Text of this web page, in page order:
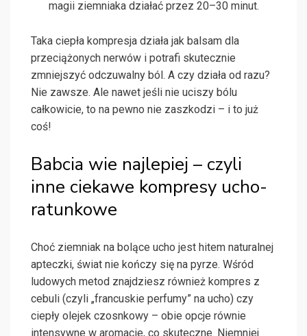
magii ziemniaka działać przez 20–30 minut.
Taka ciepła kompresja działa jak balsam dla
przeciążonych nerwów i potrafi skutecznie
zmniejszyć odczuwalny ból. A czy działa od razu?
Nie zawsze. Ale nawet jeśli nie uciszy bólu
całkowicie, to na pewno nie zaszkodzi – i to już
coś!
Babcia wie najlepiej – czyli
inne ciekawe kompresy ucho-
ratunkowe
Choć ziemniak na bolące ucho jest hitem naturalnej
apteczki, świat nie kończy się na pyrze. Wśród
ludowych metod znajdziesz również kompres z
cebuli (czyli „francuskie perfumy” na ucho) czy
ciepły olejek czosnkowy – obie opcje równie
intensywne w aromacie, co skuteczne. Niemniej